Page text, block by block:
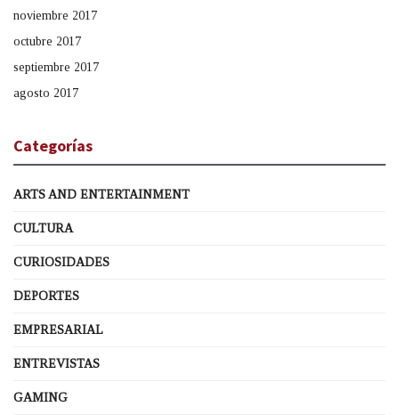
noviembre 2017
octubre 2017
septiembre 2017
agosto 2017
Categorías
ARTS AND ENTERTAINMENT
CULTURA
CURIOSIDADES
DEPORTES
EMPRESARIAL
ENTREVISTAS
GAMING